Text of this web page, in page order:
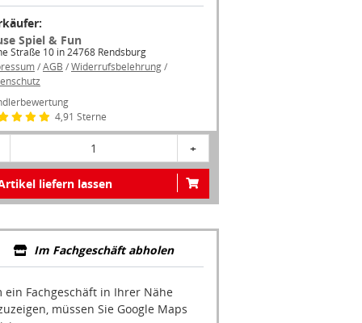
Spiel & Fun
Straße 10 in 24768 Rendsburg
/ AGB/Widerrufsbelehrung
4,91 Sterne
1 +
liefern lassen
Im Fachgeschäft abholen
müssen Sie Google Maps